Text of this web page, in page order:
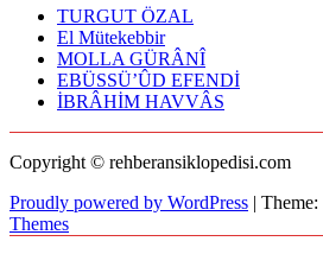
TURGUT ÖZAL
El Mütekebbir
MOLLA GÜRÂNÎ
EBÜSSÜ’ÛD EFENDİ
İBRÂHİM HAVVÂS
Copyright © rehberansiklopedisi.com
Proudly powered by WordPress |
Themes